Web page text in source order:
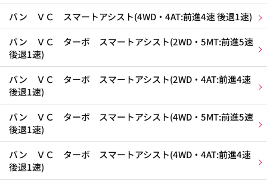
バン ＶＣ スマートアシスト(4WD・4AT:前進4速 後退1速)
バン ＶＣ ターボ スマートアシスト(2WD・5MT:前進5速
後退1速)
バン ＶＣ ターボ スマートアシスト(2WD・4AT:前進4速
後退1速)
バン ＶＣ ターボ スマートアシスト(4WD・5MT:前進5速
後退1速)
バン ＶＣ ターボ スマートアシスト(4WD・4AT:前進4速
後退1速)